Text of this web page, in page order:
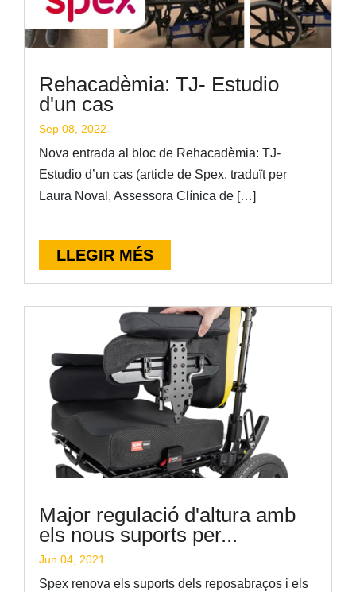
Rehacadèmia: TJ- Estudio
d'un cas
Sep 08, 2022
Nova entrada al bloc de Rehacadèmia: TJ-
Estudio d’un cas (article de Spex, traduït per
Laura Noval, Assessora Clínica de […]
LLEGIR MÉS
Major regulació d'altura amb
els nous suports per...
Jun 04, 2021
Spex renova els suports dels reposabraços i els